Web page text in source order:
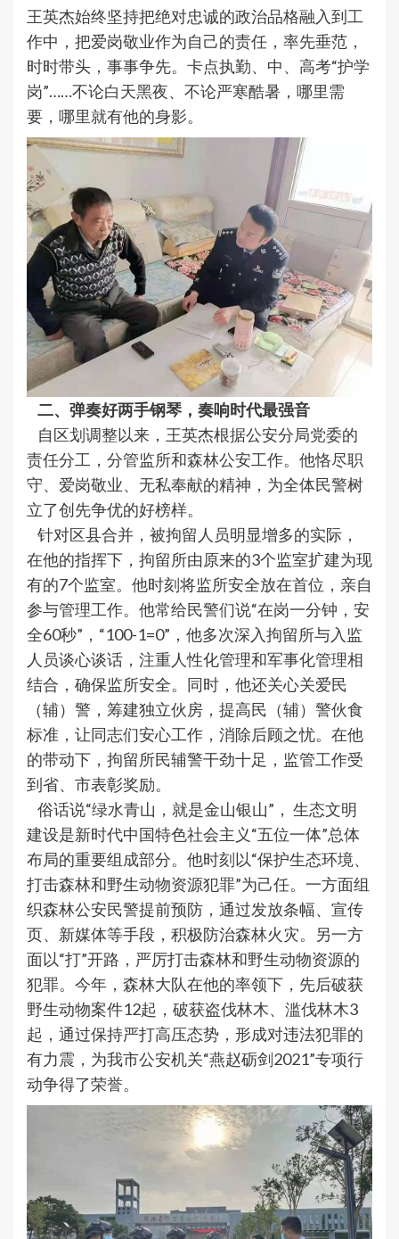
王英杰始终坚持把绝对忠诚的政治品格融入到工
作中，把爱岗敬业作为自己的责任，率先垂范，
时时带头，事事争先。卡点执勤、中、高考“护学
岗”……不论白天黑夜、不论严寒酷暑，哪里需
要，哪里就有他的身影。
二、弹奏好两手钢琴，奏响时代最强音
自区划调整以来，王英杰根据公安分局党委的
责任分工，分管监所和森林公安工作。他恪尽职
守、爱岗敬业、无私奉献的精神，为全体民警树
立了创先争优的好榜样。
针对区县合并，被拘留人员明显增多的实际，
在他的指挥下，拘留所由原来的3个监室扩建为现
有的7个监室。他时刻将监所安全放在首位，亲自
参与管理工作。他常给民警们说“在岗一分钟，安
全60秒”，“100-1=0”，他多次深入拘留所与入监
人员谈心谈话，注重人性化管理和军事化管理相
结合，确保监所安全。同时，他还关心关爱民
（辅）警，筹建独立伙房，提高民（辅）警伙食
标准，让同志们安心工作，消除后顾之忧。在他
的带动下，拘留所民辅警干劲十足，监管工作受
到省、市表彰奖励。
俗话说“绿水青山，就是金山银山”， 生态文明
建设是新时代中国特色社会主义“五位一体”总体
布局的重要组成部分。他时刻以“保护生态环境、
打击森林和野生动物资源犯罪”为己任。一方面组
织森林公安民警提前预防，通过发放条幅、宣传
页、新媒体等手段，积极防治森林火灾。另一方
面以“打”开路，严厉打击森林和野生动物资源的
犯罪。今年，森林大队在他的率领下，先后破获
野生动物案件12起，破获盗伐林木、滥伐林木3
起，通过保持严打高压态势，形成对违法犯罪的
有力震，为我市公安机关“燕赵砺剑2021”专项行
动争得了荣誉。